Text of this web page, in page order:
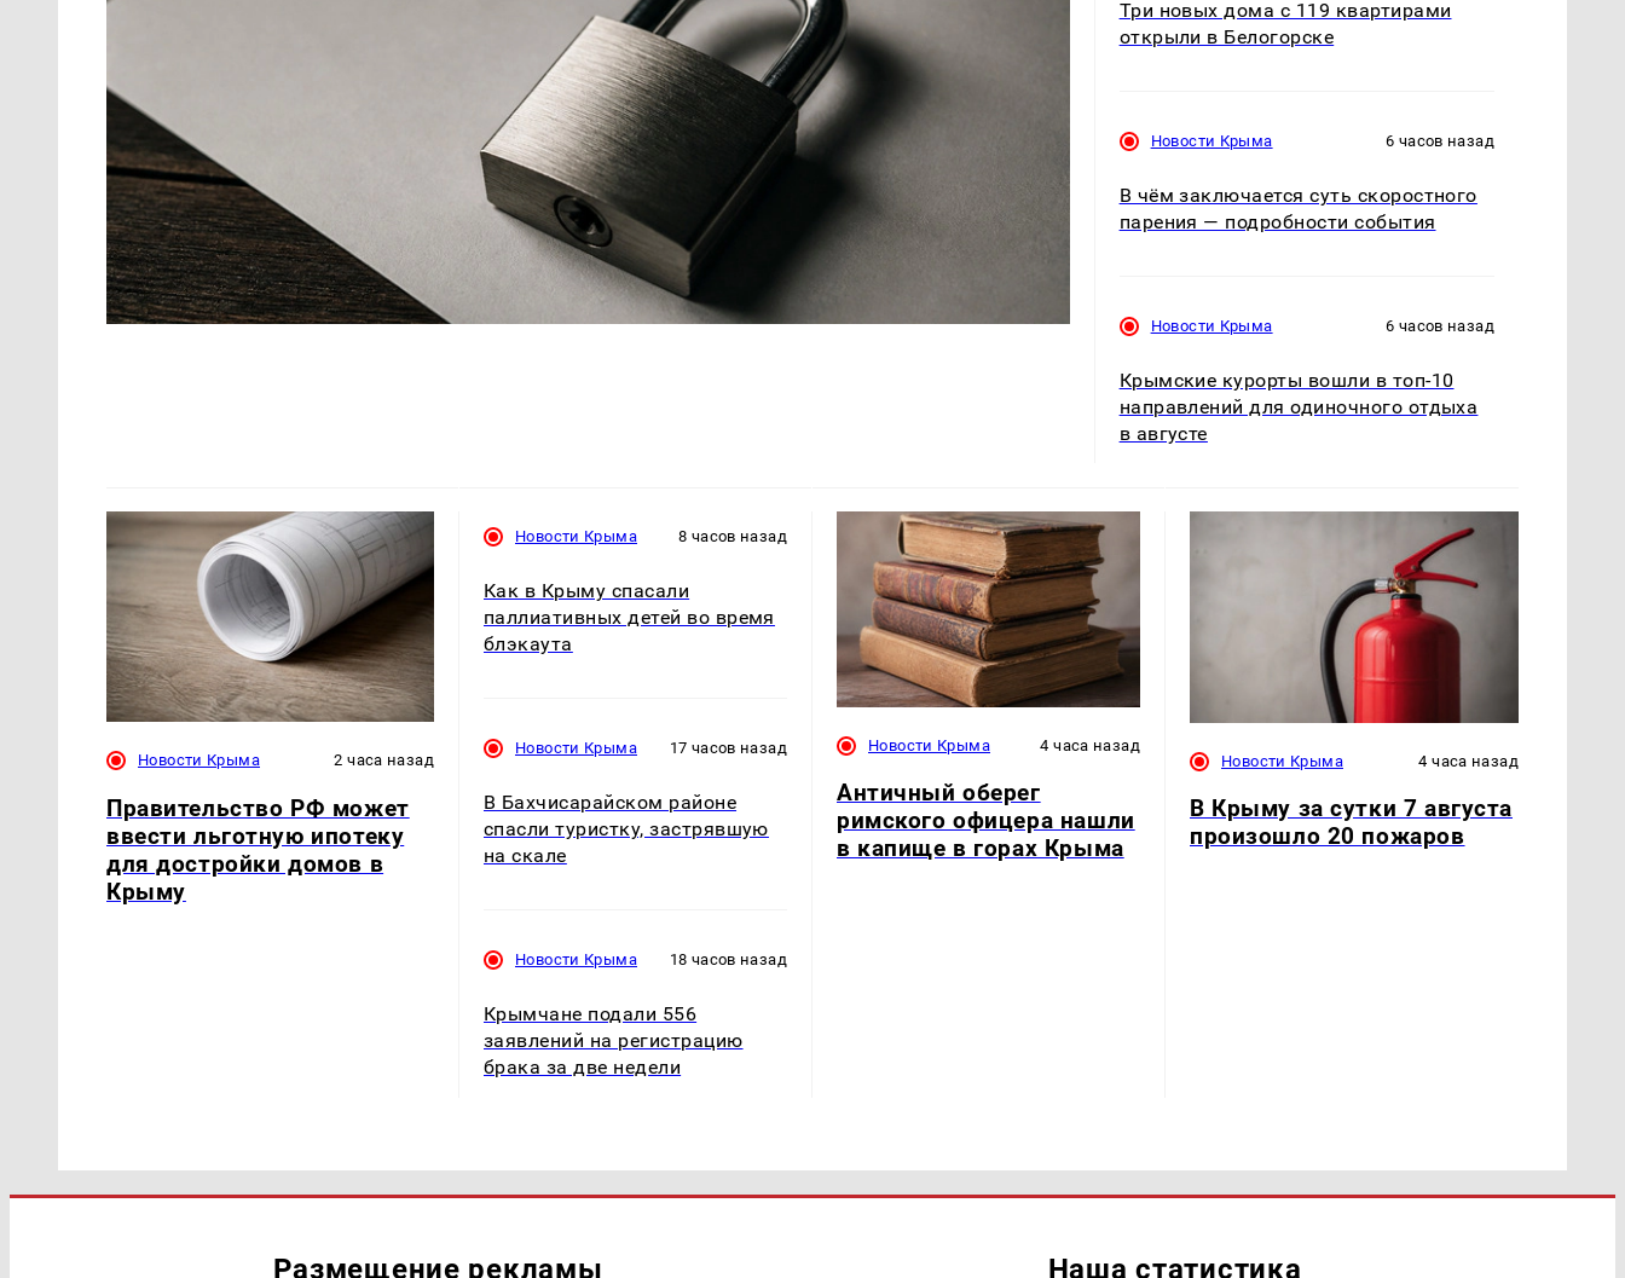
Три новых дома с 119 квартирами
открыли в Белогорске
Новости Крыма 6 часов назад
В чём заключается суть скоростного
парения — подробности события
Новости Крыма 6 часов назад
Крымские курорты вошли в топ-10
направлений для одиночного отдыха
в августе
Новости Крыма 2 часа назад
Правительство РФ может
ввести льготную ипотеку
для достройки домов в
Крыму
Новости Крыма 8 часов назад
Как в Крыму спасали
паллиативных детей во время
блэкаута
Новости Крыма 17 часов назад
В Бахчисарайском районе
спасли туристку, застрявшую
на скале
Новости Крыма 18 часов назад
Крымчане подали 556
заявлений на регистрацию
брака за две недели
Новости Крыма 4 часа назад
Античный оберег
римского офицера нашли
в капище в горах Крыма
Новости Крыма 4 часа назад
В Крыму за сутки 7 августа
произошло 20 пожаров
Размещение рекламы Наша статистика